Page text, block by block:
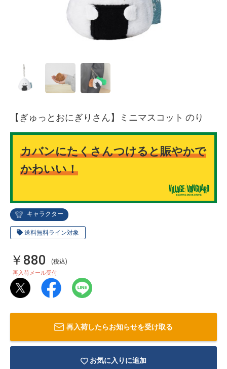
キャラクター
送料無料ライン対象
【ぎゅっとおにぎりさん】ミニマスコット のり
カバンにたくさんつけると賑やかで
かわいい！
￥880 (税込)
再入荷メール受付
再入荷したらお知らせを受け取る
お気に入りに追加